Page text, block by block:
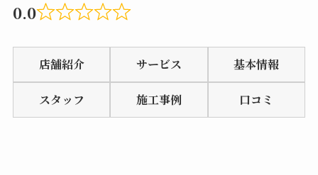
0.0
Rated
0.0
out
5
店舗紹介 サービス 基本情報
スタッフ 施工事例 口コミ